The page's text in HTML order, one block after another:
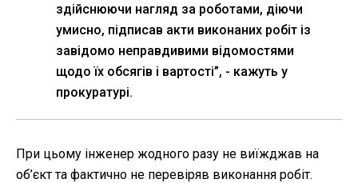
здійснюючи нагляд за роботами, діючи
умисно, підписав акти виконаних робіт із
завідомо неправдивими відомостями
щодо їх обсягів і вартості”, - кажуть у
прокуратурі.
При цьому інженер жодного разу не виїжджав на
об’єкт та фактично не перевіряв виконання робіт.